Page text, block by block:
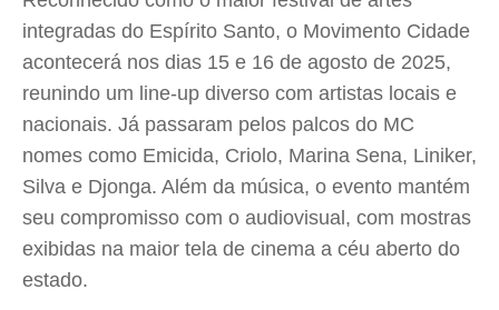
integradas do Espírito Santo, o Movimento Cidade
acontecerá nos dias 15 e 16 de agosto de 2025,
reunindo um line-up diverso com artistas locais e
nacionais. Já passaram pelos palcos do MC
nomes como Emicida, Criolo, Marina Sena, Liniker,
Silva e Djonga. Além da música, o evento mantém
seu compromisso com o audiovisual, com mostras
exibidas na maior tela de cinema a céu aberto do
estado.